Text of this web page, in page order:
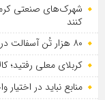
شهرک‌های صنعتی
کنند
۸۰ هزار تُن آسفالت در معابر شهری کرمانشاه اجرا شد
کربلای معلی رفتید؛
منابع نباید در